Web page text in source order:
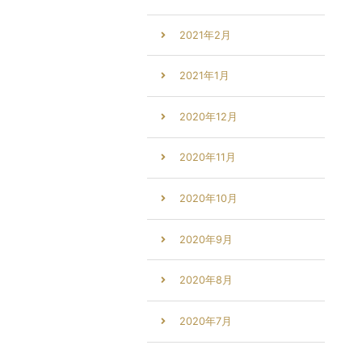
2021年2月
2021年1月
2020年12月
2020年11月
2020年10月
2020年9月
2020年8月
2020年7月